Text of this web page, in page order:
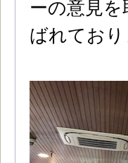
ーの意見
ばれており